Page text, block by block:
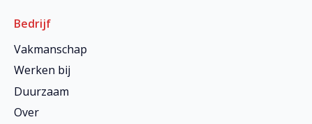
Bedrijf
Vakmanschap
Werken bij
Duurzaam
Over